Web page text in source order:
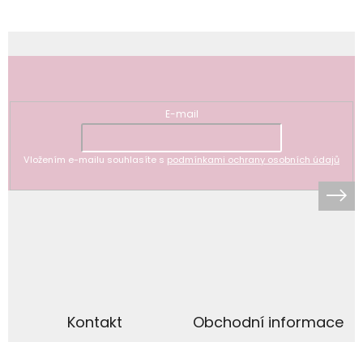
E-mail
Vložením e-mailu souhlasíte s podmínkami ochrany osobních údajů
Kontakt Obchodní informace